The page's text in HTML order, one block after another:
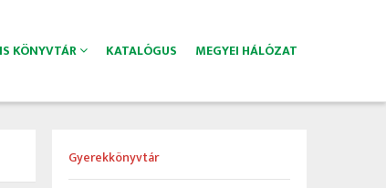
KÖNYVTÁR KATALÓGUS MEGYEI HÁLÓZAT
Gyerekkönyvtár